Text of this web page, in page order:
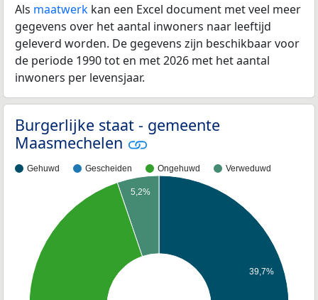
Als maatwerk kan een Excel document met veel meer
gegevens over het aantal inwoners naar leeftijd
geleverd worden. De gegevens zijn beschikbaar voor
de periode 1990 tot en met 2026 met het aantal
inwoners per levensjaar.
Burgerlijke staat - gemeente
Maasmechelen
Gehuwd Gescheiden Ongehuwd Verweduwd
39,7%
5,2%